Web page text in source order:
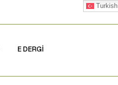
E DERGİ
Turkish